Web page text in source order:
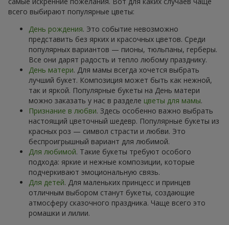
всего выбирают популярные цветы:
День рождения. Это событие невозможно
представить без ярких и красочных цветов. Среди
популярных вариантов — пионы, тюльпаны, герберы.
Все они дарят радость и тепло любому празднику.
День матери. Для мамы всегда хочется выбрать
лучший букет. Композиция может быть как нежной,
так и яркой. Популярные букеты на День матери
можно заказать у нас в разделе цветы для мамы.
Признание в любви. Здесь особенно важно выбрать
настоящий цветочный шедевр. Популярные букеты из
красных роз — символ страсти и любви. Это
беспроигрышный вариант для любимой.
Для любимой. Такие букеты требуют особого
подхода: яркие и нежные композиции, которые
подчеркивают эмоциональную связь.
Для детей. Для маленьких принцесс и принцев
отличным выбором станут букеты, создающие
атмосферу сказочного праздника. Чаще всего это
ромашки и лилии.